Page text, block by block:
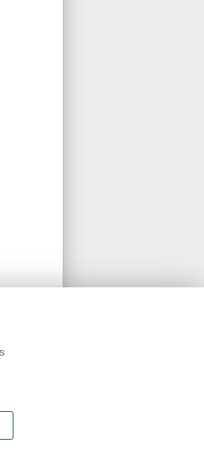
Připomínky
stránky